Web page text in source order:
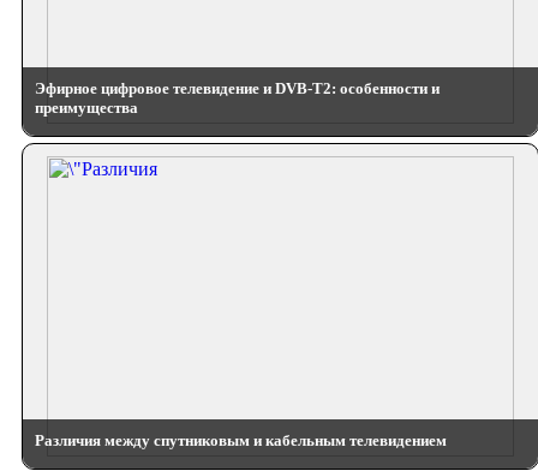
Эфирное цифровое телевидение и DVB-T2: особенности и
преимущества
Различия между спутниковым и кабельным телевидением